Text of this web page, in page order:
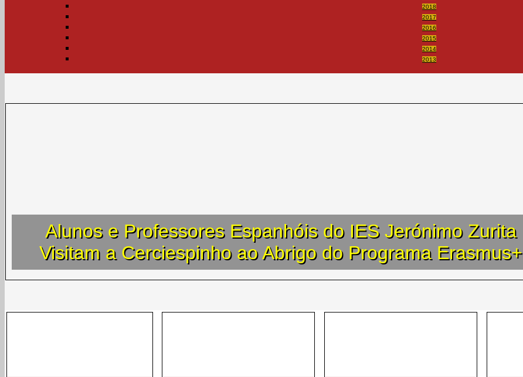
2018
2017
2016
2015
2014
2013
Alunos e Professores Espanhóis do IES Jerónimo Zurita
Visitam a Cerciespinho ao Abrigo do Programa Erasmus+